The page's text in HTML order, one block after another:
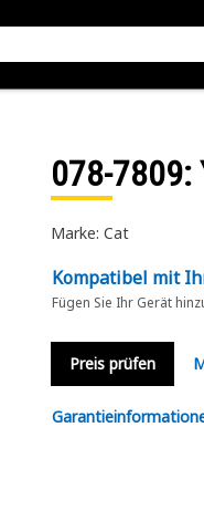
078-7809:
Marke: Cat
Kompatibel mit
Fügen Sie Ihr Gerät
Preis prüfen